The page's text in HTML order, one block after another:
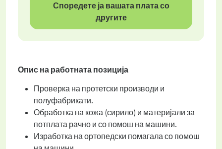
Споредете ја вашата плата со
другите
Опис на работната позиција
Проверка на протетски производи и
полуфабрикати.
Обработка на кожа (сирило) и материјали за
потплата рачно и со помош на машини.
Изработка на ортопедски помагала со помош